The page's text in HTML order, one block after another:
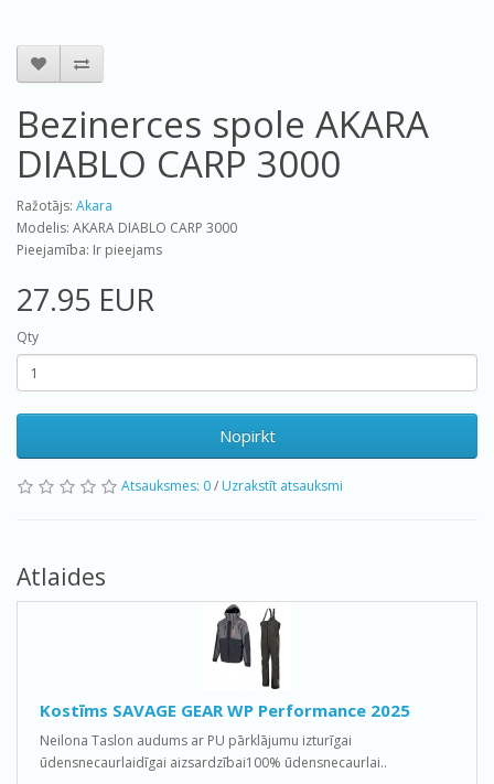
Bezinerces spole AKARA
DIABLO CARP 3000
Ražotājs: Akara
Modelis: AKARA DIABLO CARP 3000
Pieejamība: Ir pieejams
27.95 EUR
Qty
Nopirkt
Atsauksmes: 0/ Uzrakstīt atsauksmi
Atlaides
Kostīms SAVAGE GEAR WP Performance 2025
Neilona Taslon audums ar PU pārklājumu izturīgai
ūdensnecaurlaidīgai aizsardzībai100% ūdensnecaurlai..